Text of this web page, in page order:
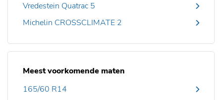
Vredestein Quatrac 5
Michelin CROSSCLIMATE 2
Meest voorkomende maten
165/60 R14